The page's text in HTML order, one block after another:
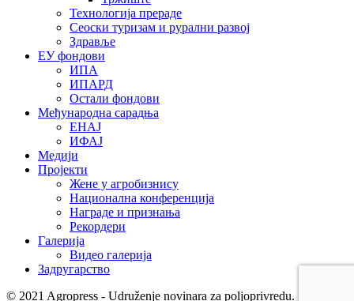
Технологија прераде
Сеоски туризам и рурални развој
Здравље
ЕУ фондови
ИПА
ИПАРД
Остали фондови
Међународна сарадња
ЕНАЈ
ИФАЈ
Медији
Пројекти
Жене у агробизнису
Национална конференција
Награде и признања
Рекордери
Галерија
Видео галерија
Задругарство
© 2021 Agropress - Udruženje novinara za poljoprivredu. Sva prava